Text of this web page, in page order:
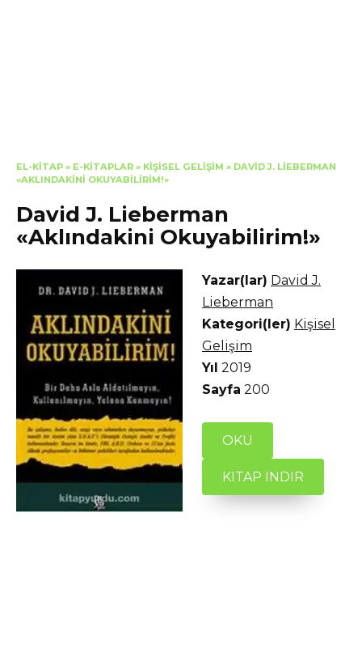
EL-KITAP » E-KITAPLAR » KIŞISEL GELIŞIM » DAVID J. LIEBERMAN
«AKLINDAKINI OKUYABILIRIM!»
David J. Lieberman
«Aklındakini Okuyabilirim!»
Yazar(lar) David J.
Lieberman
Kategori(ler) Kişisel
Gelişim
Yıl 2019
Sayfa 200
OKU
KITAP INDIR